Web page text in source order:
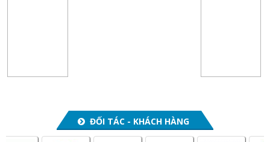
ĐỐI TÁC - KHÁCH HÀNG